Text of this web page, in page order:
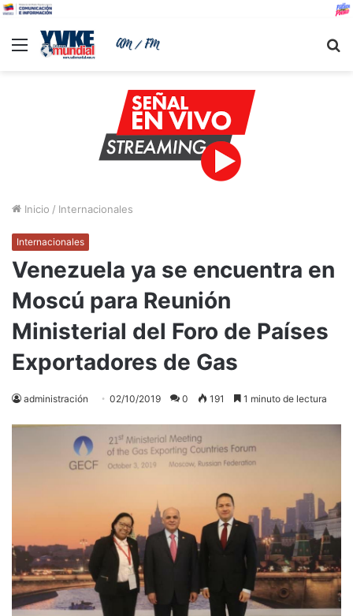
Menu
Inicio / Internacionales
Internacionales
Venezuela ya se encuentra en
Moscú para Reunión
Ministerial del Foro de Países
Exportadores de Gas
administración 02/10/2019 0 191 1 minuto de lectura